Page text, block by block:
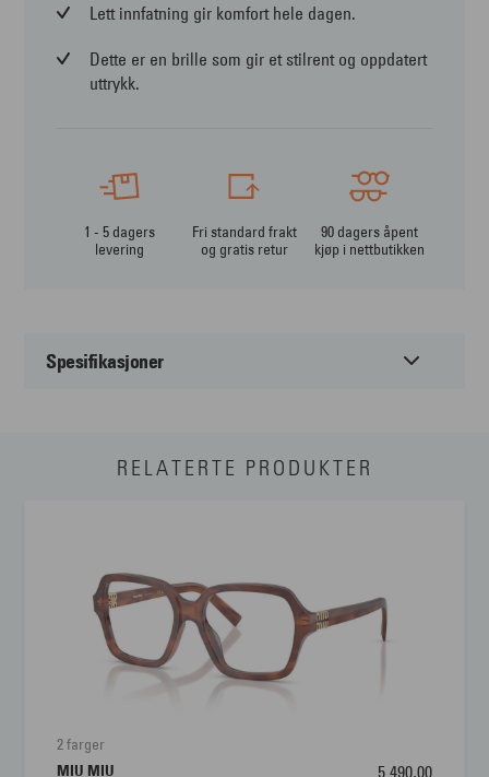
Lett innfatning gir komfort hele dagen.
Dette er en brille som gir et stilrent og oppdatert
uttrykk.
1 - 5 dagers
levering
Fri standard frakt
og gratis retur
90 dagers åpent
kjøp i nettbutikken
Spesifikasjoner
Materiale:
Størrelse:
Brillens bredde
Nesebro 16 mm
RELATERTE PRODUKTER
2 farger
MIU MIU
5 490,00